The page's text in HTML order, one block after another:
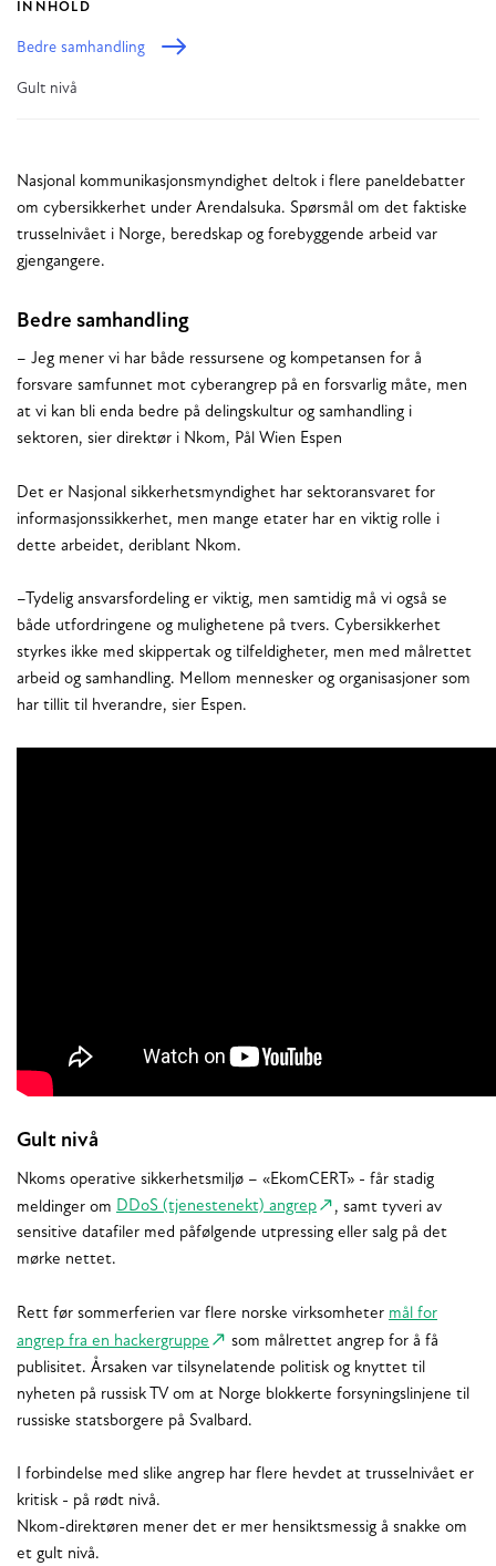
INNHOLD
Bedre samhandling
Gult nivå
Nasjonal kommunikasjonsmyndighet deltok i flere paneldebatter
om cybersikkerhet under Arendalsuka. Spørsmål om det faktiske
trusselnivået i Norge, beredskap og forebyggende arbeid var
gjengangere.
Bedre samhandling
– Jeg mener vi har både ressursene og kompetansen for å
forsvare samfunnet mot cyberangrep på en forsvarlig måte, men
at vi kan bli enda bedre på delingskultur og samhandling i
sektoren, sier direktør i Nkom, Pål Wien Espen
Det er Nasjonal sikkerhetsmyndighet har sektoransvaret for
informasjonssikkerhet, men mange etater har en viktig rolle i
dette arbeidet, deriblant Nkom.
–Tydelig ansvarsfordeling er viktig, men samtidig må vi også se
både utfordringene og mulighetene på tvers. Cybersikkerhet
styrkes ikke med skippertak og tilfeldigheter, men med målrettet
arbeid og samhandling. Mellom mennesker og organisasjoner som
har tillit til hverandre, sier Espen.
Gult nivå
Nkoms operative sikkerhetsmiljø – «EkomCERT» - får stadig
meldinger om DDoS (tjenestenekt) angrep
, samt tyveri av
sensitive datafiler med påfølgende utpressing eller salg på det
mørke nettet.
Rett før sommerferien var flere norske virksomheter mål for
angrep fra en hackergruppe
som målrettet angrep for å få
publisitet. Årsaken var tilsynelatende politisk og knyttet til
nyheten på russisk TV om at Norge blokkerte forsyningslinjene til
russiske statsborgere på Svalbard.
I forbindelse med slike angrep har flere hevdet at trusselnivået er
kritisk - på rødt nivå.
Nkom-direktøren mener det er mer hensiktsmessig å snakke om
et gult nivå.